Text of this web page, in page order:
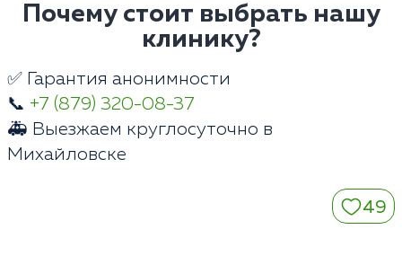
Почему стоит выбрать нашу
клинику?
✅ Гарантия анонимности
📞 +7 (879) 320-08-37
🚑 Выезжаем круглосуточно в
Михайловске
49